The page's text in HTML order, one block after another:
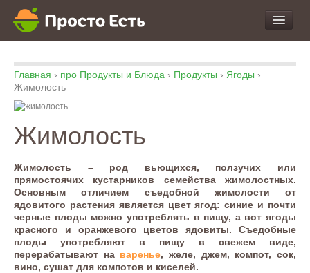
про Еду
Главная › про Продукты и Блюда › Продукты › Ягоды ›
Жимолость
Жимолость
Жимолость – род вьющихся, ползучих или
прямостоячих кустарников семейства жимолостных.
Основным отличием съедобной жимолости от
ядовитого растения является цвет ягод: синие и почти
черные плоды можно употреблять в пищу, а вот ягоды
красного и оранжевого цветов ядовиты. Съедобные
плоды употребляют в пищу в свежем виде,
перерабатывают на варенье, желе, джем, компот, сок,
вино, сушат для компотов и киселей.